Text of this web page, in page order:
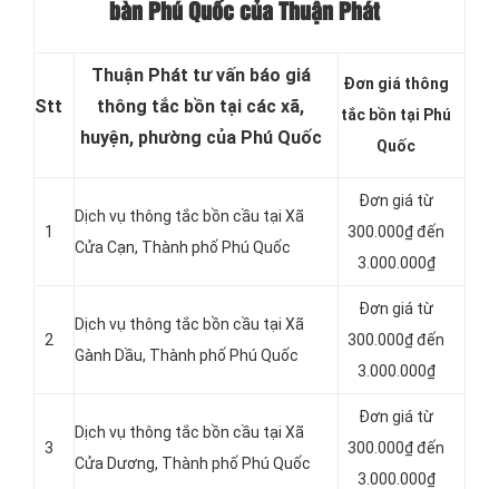
bàn Phú Quốc của Thuận Phát
Stt
Thuận Phát tư vấn báo giá
thông tắc bồn tại các xã,
huyện, phường của Phú Quốc
Đơn giá thông
tắc bồn tại Phú
Quốc
1
Dịch vụ thông tắc bồn cầu tại Xã
Cửa Cạn, Thành phố Phú Quốc
Đơn giá từ
300.000₫ đến
3.000.000₫
2
Dịch vụ thông tắc bồn cầu tại Xã
Gành Dầu, Thành phố Phú Quốc
Đơn giá từ
300.000₫ đến
3.000.000₫
3
Dịch vụ thông tắc bồn cầu tại Xã
Cửa Dương, Thành phố Phú Quốc
Đơn giá từ
300.000₫ đến
3.000.000₫